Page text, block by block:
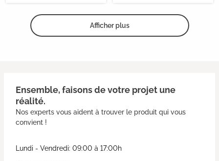
Afficher plus
Ensemble, faisons de votre projet une
réalité.
Nos experts vous aident à trouver le produit qui vous
convient !
Lundi - Vendredi: 09:00 à 17:00h